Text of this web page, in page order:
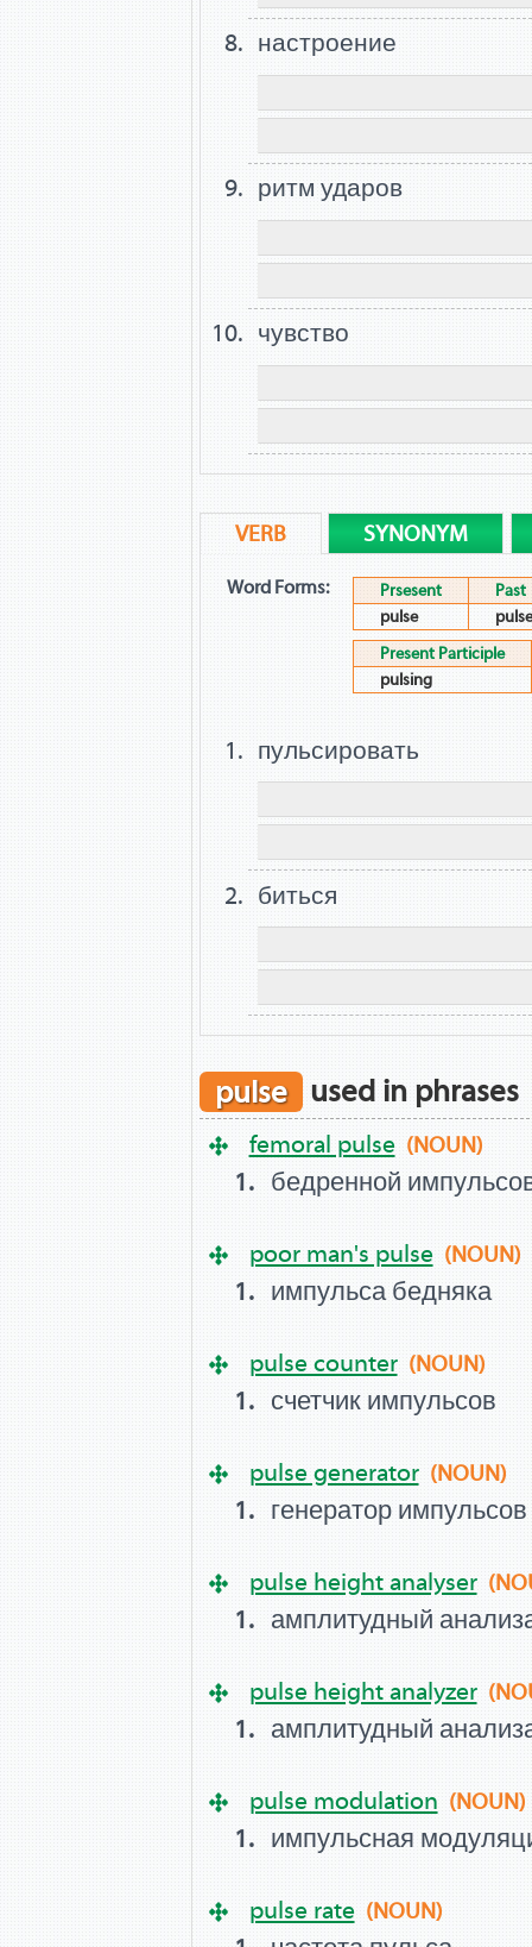
настроение
ритм ударов
чувство
VERB SYNONYM
Word Forms: Prsesent
Past
pulse
Present Participle
pulsing
пульсировать
биться
pulse used in phrases
femoral pulse (NOUN)
бедренной
poor man's pulse (NOUN)
импульса бедняка
pulse counter (NOUN)
счетчик импульсов
pulse generator (NOUN)
генератор импульсов
pulse height analyser
амплитудный
pulse height analyzer
амплитудный
pulse modulation (NOUN)
импульсная
pulse rate (NOUN)